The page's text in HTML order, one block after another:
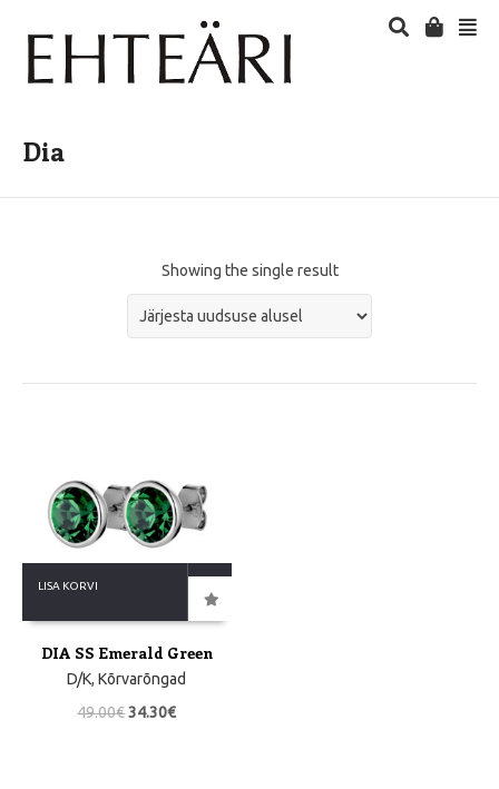
Dia
Showing the single result
LISA KORVI
DIA SS Emerald Green
D/K,Kõrvarõngad
49.00€34.30€